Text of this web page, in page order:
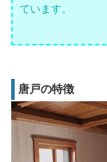
ています。
唐戸の特徴